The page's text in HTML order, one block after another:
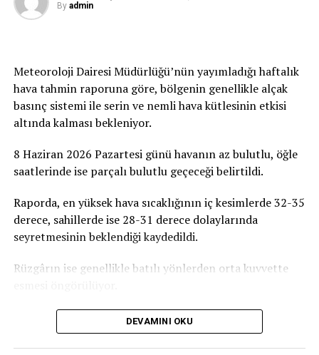
çocuklarımızın ve gençlerimizin geleceğine atılmış bir
projesine destek olmaya davet ediyoruz” dedi.
Birçok Meslek Dalında Eğitim Verilecek
Merkezi’nde terzilik, ayakkabıcılık, kaynakçılık,
tesisatçılık, robotik kodlama, oto elektrik, oto kaporta,
verilmesi planlanıyor. Merkezin, KKTC’nin mesleki
eğitim altyapısına önemli katkılar sağlaması ve
gençlerin istihdam olanaklarını artırması hedefleniyor.
By admin
Meteoroloji Dairesi Müdürlüğü’nün yayımladığı haftalık
hava tahmin raporuna göre, bölgenin genellikle alçak
basınç sistemi ile serin ve nemli hava kütlesinin etkisi
altında kalması bekleniyor.
8 Haziran 2026 Pazartesi günü havanın az bulutlu, öğle
saatlerinde ise parçalı bulutlu geçeceği belirtildi.
Raporda, en yüksek hava sıcaklığının iç kesimlerde 32-35
derece, sahillerde ise 28-31 derece dolaylarında
seyretmesinin beklendiği kaydedildi.
Rüzgârın ise genellikle batılı yönlerden orta kuvvette
DEVAMINI OKU